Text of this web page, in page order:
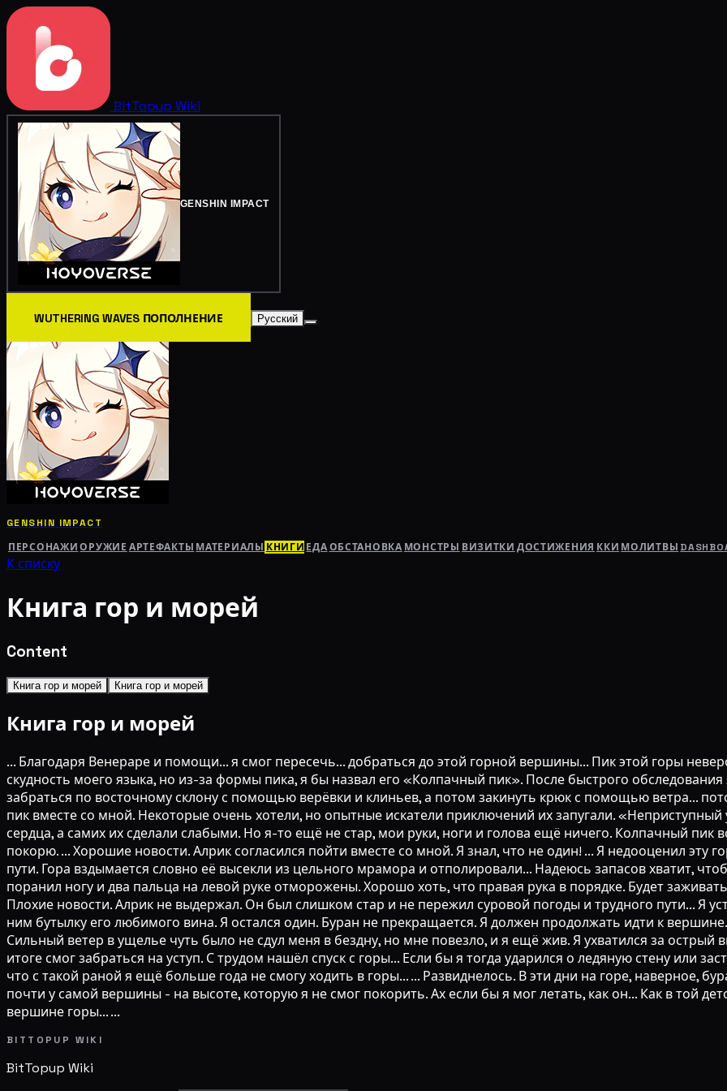
BitTopup Wiki
GENSHIN IMPACT
WUTHERING WAVES ПОПОЛНЕНИЕ Русский
GENSHIN IMPACT
ПЕРСОНАЖИ ОРУЖИЕ АРТЕФАКТЫ МАТЕРИАЛЫ КНИГИ ЕДАОБСТАНОВКА МОНСТРЫ ВИЗИТКИ ДОСТИЖЕНИЯ ККИ МОЛИТВЫ
К списку
Книга гор и морей
Content
Книга гор и морей Книга гор и морей
Книга гор и морей
... Благодаря Венераре и помощи... я смог пересечь... добраться до этой горной вершины... Пик этой горы
скудность моего языка, но из-за формы пика, я бы назвал его «Колпачный пик». После быстрого
забраться по восточному склону с помощью верёвки и клиньев, а потом закинуть крюк с помощью ветра...
пик вместе со мной. Некоторые очень хотели, но опытные искатели приключений их запугали.
сердца, а самих их сделали слабыми. Но я-то ещё не стар, мои руки, ноги и голова ещё ничего. Колпачный пик
покорю. ... Хорошие новости. Алрик согласился пойти вместе со мной. Я знал, что не один! ... Я недооценил эту
пути. Гора вздымается словно её высекли из цельного мрамора и отполировали... Надеюсь запасов хватит,
поранил ногу и два пальца на левой руке отморожены. Хорошо хоть, что правая рука в порядке. Будет
Плохие новости. Алрик не выдержал. Он был слишком стар и не пережил суровой погоды и трудного пути... Я
ним бутылку его любимого вина. Я остался один. Буран не прекращается. Я должен продолжать идти к
Сильный ветер в ущелье чуть было не сдул меня в бездну, но мне повезло, и я ещё жив. Я ухватился за острый
итоге смог забраться на уступ. С трудом нашёл спуск с горы... Если бы я тогда ударился о ледяную стену или
что с такой раной я ещё больше года не смогу ходить в горы... ... Развиднелось. В эти дни на горе, наверное,
почти у самой вершины - на высоте, которую я не смог покорить. Ах если бы я мог летать, как он... Как в той
вершине горы... ...
BITTOPUP WIKI
BitTopup Wiki